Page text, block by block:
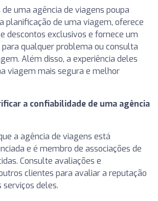
uma agência de viagens poupa
planificação de uma viagem, oferece
descontos exclusivos e fornece um
qualquer problema ou consulta
Além disso, a experiência deles
viagem mais segura e melhor
a confiabilidade de uma agência
a agência de viagens está
e é membro de associações de
Consulte avaliações e
clientes para avaliar a reputação
serviços deles.